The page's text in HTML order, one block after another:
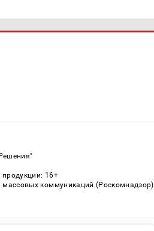
16+
массовых коммуникаций (Роскомнадзор)